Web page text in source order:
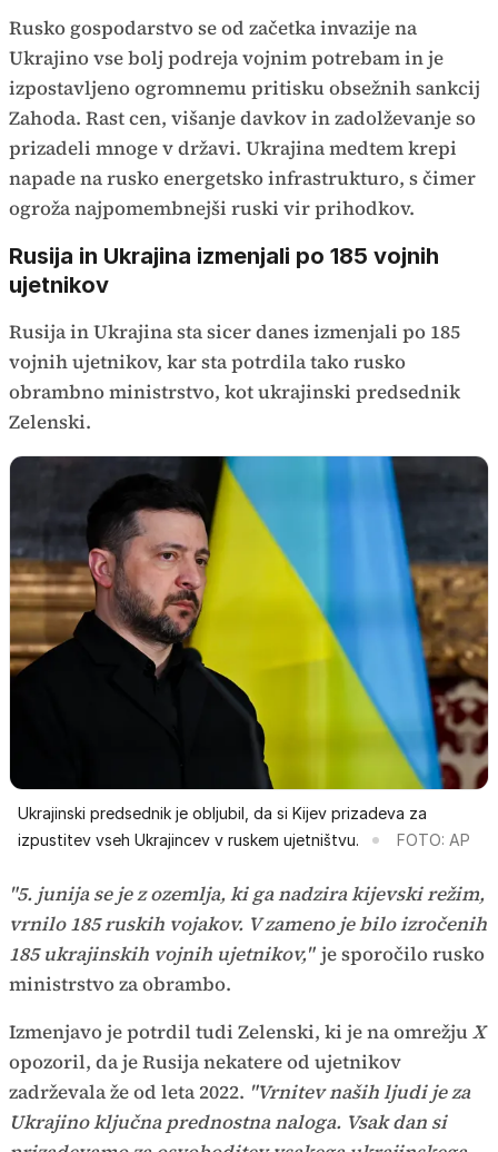
Rusko gospodarstvo se od začetka invazije na
Ukrajino vse bolj podreja vojnim potrebam in je
izpostavljeno ogromnemu pritisku obsežnih sankcij
Zahoda. Rast cen, višanje davkov in zadolževanje so
prizadeli mnoge v državi. Ukrajina medtem krepi
napade na rusko energetsko infrastrukturo, s čimer
ogroža najpomembnejši ruski vir prihodkov.
Rusija in Ukrajina izmenjali po 185 vojnih
ujetnikov
Rusija in Ukrajina sta sicer danes izmenjali po 185
vojnih ujetnikov, kar sta potrdila tako rusko
obrambno ministrstvo, kot ukrajinski predsednik
Zelenski.
Ukrajinski predsednik je obljubil, da si Kijev prizadeva za
izpustitev vseh Ukrajincev v ruskem ujetništvu.
FOTO: AP
"5. junija se je z ozemlja, ki ga nadzira kijevski režim,
vrnilo 185 ruskih vojakov. V zameno je bilo izročenih
185 ukrajinskih vojnih ujetnikov," je sporočilo rusko
ministrstvo za obrambo.
Izmenjavo je potrdil tudi Zelenski, ki je na omrežjuX
opozoril, da je Rusija nekatere od ujetnikov
zadrževala že od leta 2022. "Vrnitev naših ljudi je za
Ukrajino ključna prednostna naloga. Vsak dan si